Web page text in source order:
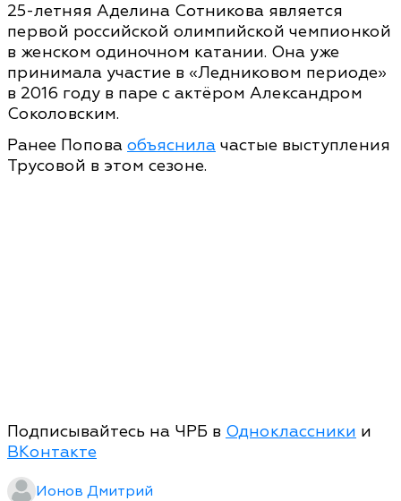
25-летняя Аделина Сотникова является
первой российской олимпийской чемпионкой
в женском одиночном катании. Она уже
принимала участие в «Ледниковом периоде»
в 2016 году в паре с актёром Александром
Соколовским.
Ранее Попова объяснила частые выступления
Трусовой в этом сезоне.
Подписывайтесь на ЧРБ в Одноклассники и
ВКонтакте
Ионов Дмитрий